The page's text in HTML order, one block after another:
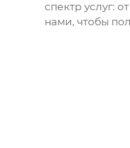
спектр услуг:
нами, чтобы